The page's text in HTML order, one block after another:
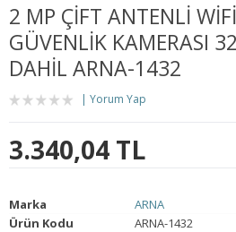
2 MP ÇİFT ANTENLİ
GÜVENLİK KAMERASI
DAHİL ARNA-1432
Yorum Yap
3.340,04 TL
Marka
ARNA
Ürün Kodu
ARNA-1432